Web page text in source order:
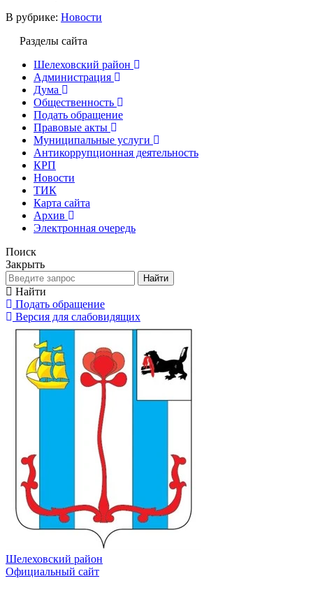
В рубрике: Новости
Разделы сайта
Шелеховский район
Администрация
Дума
Общественность
Подать обращение
Правовые акты
Муниципальные услуги
Антикоррупционная деятельность
КРП
Новости
ТИК
Карта сайта
Архив
Электронная очередь
Поиск
Закрыть
Найти
Найти
Подать обращение
Версия для слабовидящих
Шелеховский район
Официальный сайт